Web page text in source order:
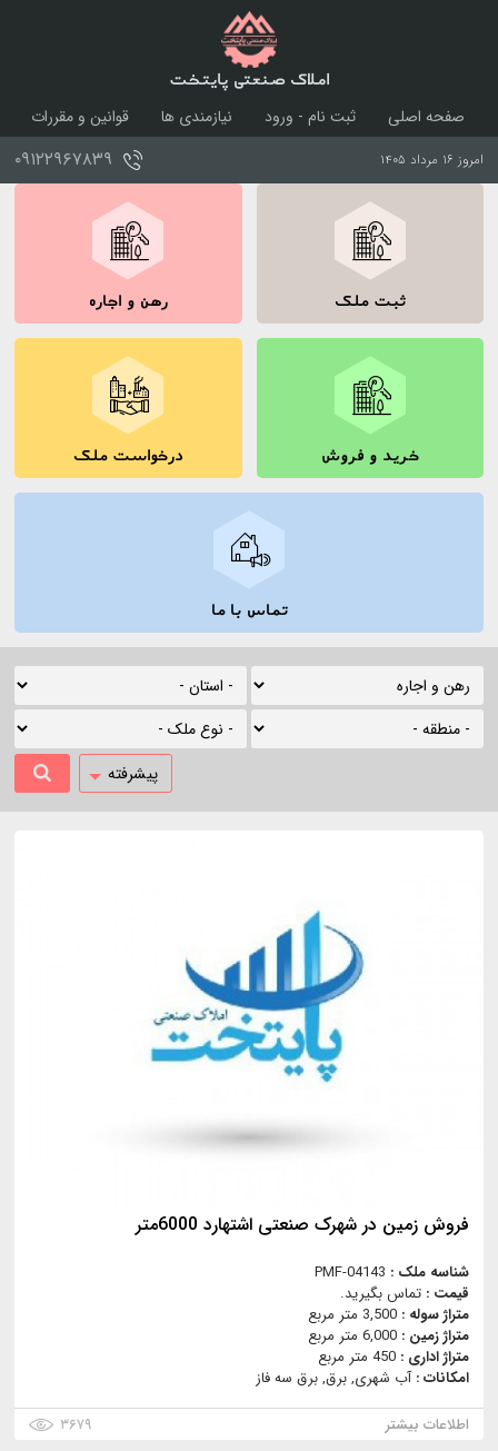
املاک صنعتی پایتخت
صفحه اصلی ثبت نام - ورود نیازمندی ها
قوانین و مقررات
امروز ۱۶ مرداد ۱۴۰۵ ۰۹۱۲۲۹۶۷۸۳۹
ثبت ملک رهن و اجاره
خرید و فروش درخواست ملک
تماس با ما
پیشرفته
فروش زمین در شهرک صنعتی اشتهارد 6000متر
شناسه ملک : PMF-04143
قیمت : تماس بگیرید.
متراژ سوله : 3,500 متر مربع
متراژ زمین : 6,000 متر مربع
متراژ اداری : 450 متر مربع
امکانات :آب شهری, برق, برق سه فاز
اطلاعات بیشتر
۳۶۷۹